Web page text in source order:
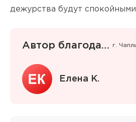
дежурства будут
Автор благодарности г.
Елена К.